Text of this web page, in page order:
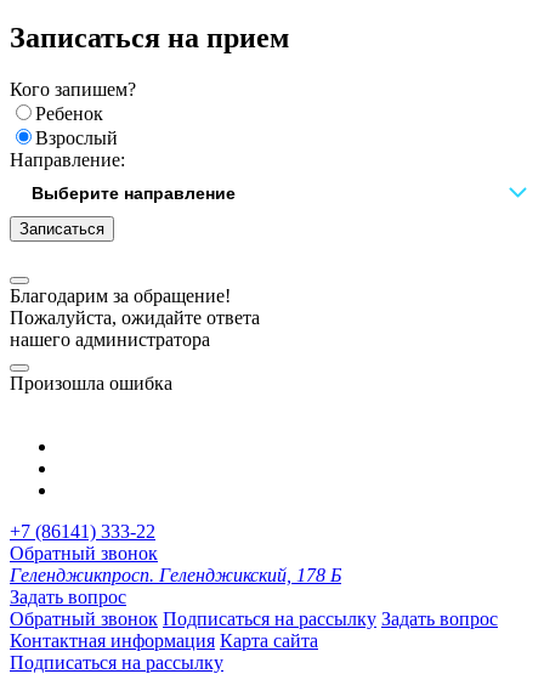
Записаться на прием
Кого запишем?
Ребенок
Взрослый
Направление:
Записаться
Благодарим за обращение!
Пожалуйста, ожидайте ответа
нашего администратора
Произошла ошибка
+7 (86141) 333-22
Обратный звонок
Геленджикпросп. Геленджикский, 178 Б
Задать вопрос
Обратный звонок Подписаться на рассылку Задать вопрос
Контактная информация Карта сайта
Подписаться на рассылку